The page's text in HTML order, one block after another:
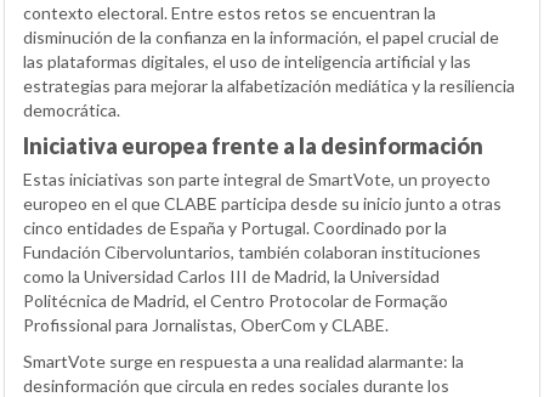
contexto electoral. Entre estos retos se encuentran la
disminución de la confianza en la información, el papel crucial de
las plataformas digitales, el uso de inteligencia artificial y las
estrategias para mejorar la alfabetización mediática y la resiliencia
democrática.
Iniciativa europea frente a la desinformación
Estas iniciativas son parte integral de SmartVote, un proyecto
europeo en el que CLABE participa desde su inicio junto a otras
cinco entidades de España y Portugal. Coordinado por la
Fundación Cibervoluntarios, también colaboran instituciones
como la Universidad Carlos III de Madrid, la Universidad
Politécnica de Madrid, el Centro Protocolar de Formação
Profissional para Jornalistas, OberCom y CLABE.
SmartVote surge en respuesta a una realidad alarmante: la
desinformación que circula en redes sociales durante los